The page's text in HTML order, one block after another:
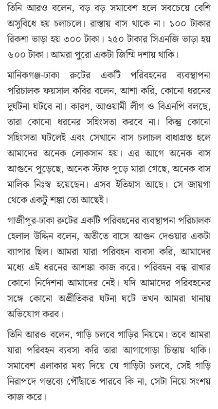
তিনি আরও বলেন, বড় বড় সমাবেশ হলে সবচেয়ে বেশি
অসুবিধে হয় চলাচলে। রাস্তায় বাস থাকে না। ১০০ টাকার
রিকশা ভাড়া হয় ৩০০ টাকা। ২৫০ টাকার সিএনজি ভাড়া হয়
৬০০ টাকা। আমরা পুরো একটা জিম্মি দশায় থাকি।
মানিকগঞ্জ-ঢাকা রুটের একটি পরিবহনের ব্যবস্থাপনা
পরিচালক ফয়সাল কবির বলেন, আশা করি, কোনো ধরনের
দুর্ঘটনা ঘটবে না। কারণ, আওয়ামী লীগ ও বিএনপি বলছে,
তারা কোনো ধরনের সহিংসতা করবে না। কিন্তু কোনো
সহিংসতা ঘটলেই এবং সেখানে বাস চলাচল বাধাগ্রস্ত হলে
আমাদের অনেক লোকসান হয়। এর আগে অনেক বাস
আগুনে পুড়েছে, অনেক স্টাফ পুড়ে মারা গেছে, অনেক বাস
মালিক নিঃস্ব হয়েছেন। এসব ইতিহাস আছে। সে জায়গা
থেকে একটু শঙ্কা তো আছেই।
গাজীপুর-ঢাকা রুটের একটি পরিবহনের ব্যবস্থাপনা পরিচালক
হেলাল উদ্দিন বলেন, অতীতে বাসে আগুন দেওয়ার একটা
ব্যাপার ছিল। আমরা যারা পরিবহন ব্যবসা করি, আমাদের
মধ্যে এই ধরনের আশঙ্কা কাজ করে। পরিবহন বন্ধ রাখার
কোনো নির্দেশনা আমাদের নেই। যদি আমাদের পরিবহনের
সঙ্গে কোনো অপ্রীতিকর ঘটনা ঘটে তখন আমরা থানায়
অভিযোগ করব।
তিনি আরও বলেন, গাড়ি চলবে গাড়ির নিয়মে। তবে আমরা
যারা পরিবহন ব্যবসা করি তারা আগাগোড়া চিন্তায় থাকি।
সমাবেশ এলাকার মধ্য দিয়ে যে গাড়িটা চলবে, সেই গাড়ি
নিরাপদে গন্তব্যে পৌঁছাতে পারবে কি না, সেটা নিয়ে সংশয়
কাজ করে।